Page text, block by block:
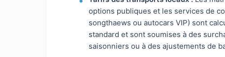
options publiques et les services de
songthaews ou autocars VIP) sont
standard et sont soumises à des
saisonniers ou à des ajustements de